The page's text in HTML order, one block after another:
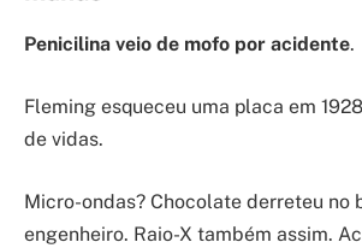
Penicilina veio de mofo por acidente.
Fleming esqueceu uma placa em
de vidas.
Micro-ondas? Chocolate derreteu no
engenheiro. Raio-X também assim.